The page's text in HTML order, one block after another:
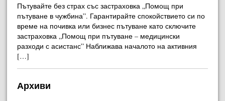
Пътувайте без страх със застраховка „Помощ при
пътуване в чужбина”. Гарантирайте спокойствието си по
време на почивка или бизнес пътуване като сключите
застраховка „Помощ при пътуване – медицински
разходи с асистанс” Наближава началото на активния
[…]
Архиви